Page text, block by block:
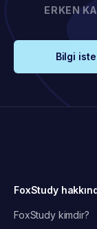
ERKEN
Bilgi iste
FoxStudy
FoxStudy kimdir?